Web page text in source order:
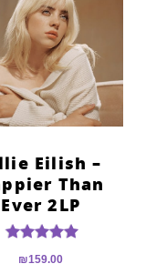
Eilish –
Than
Ever 2LP
דורג
5.00
₪159.00